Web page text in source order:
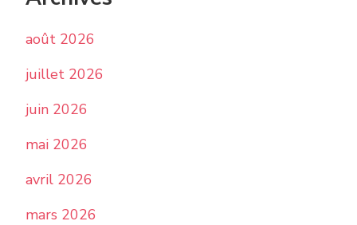
août 2026
juillet 2026
juin 2026
mai 2026
avril 2026
mars 2026